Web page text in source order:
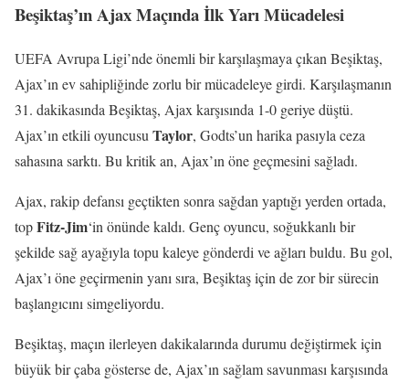
Beşiktaş’ın Ajax Maçında İlk Yarı Mücadelesi
UEFA Avrupa Ligi’nde önemli bir karşılaşmaya çıkan Beşiktaş,
Ajax’ın ev sahipliğinde zorlu bir mücadeleye girdi. Karşılaşmanın
31. dakikasında Beşiktaş, Ajax karşısında 1-0 geriye düştü.
Ajax’ın etkili oyuncusuTaylor, Godts’un harika pasıyla ceza
sahasına sarktı. Bu kritik an, Ajax’ın öne geçmesini sağladı.
Ajax, rakip defansı geçtikten sonra sağdan yaptığı yerden ortada,
topFitz-Jim‘in önünde kaldı. Genç oyuncu, soğukkanlı bir
şekilde sağ ayağıyla topu kaleye gönderdi ve ağları buldu. Bu gol,
Ajax’ı öne geçirmenin yanı sıra, Beşiktaş için de zor bir sürecin
başlangıcını simgeliyordu.
Beşiktaş, maçın ilerleyen dakikalarında durumu değiştirmek için
büyük bir çaba gösterse de, Ajax’ın sağlam savunması karşısında